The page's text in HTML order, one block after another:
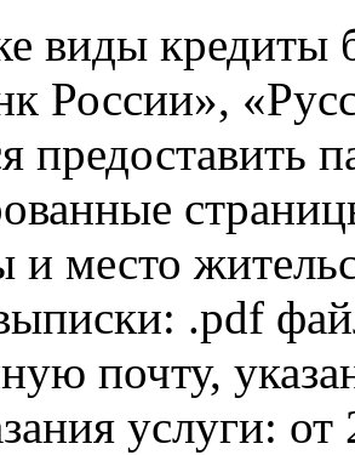
виды кредиты
России»,
предоставить
и место
.pdf
почту,
услуги: от